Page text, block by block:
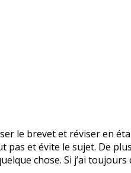
le brevet et réviser en
pas et évite le sujet. De
chose. Si j’ai